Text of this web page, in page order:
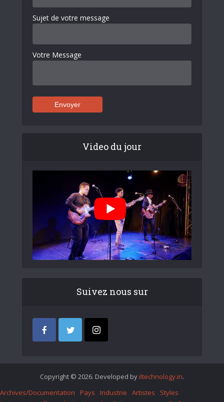
Sujet de votre message
Votre Message
Video du jour
Suivez nous sur
Copyright © 2026. Developed by iItechnology.in.
Archives/Documentation
Pays Industrie Artistes
Styles